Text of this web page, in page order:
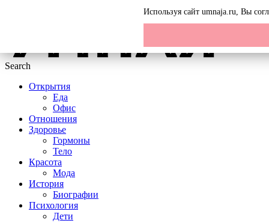
Search
Открытия
Еда
Офис
Отношения
Здоровье
Гормоны
Тело
Красота
Мода
История
Биографии
Психология
Дети
Используя сайт umnaja.ru, Вы